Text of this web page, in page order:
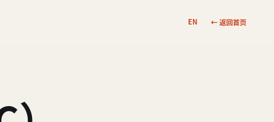
EN ← 返回首页